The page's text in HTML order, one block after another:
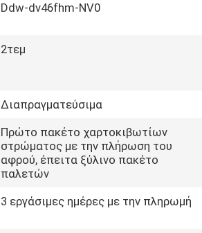
Ddw-dv46fhm-NV0
2τεμ
Διαπραγματεύσιμα
Πρώτο πακέτο χαρτοκιβωτίων
στρώματος με την πλήρωση του
αφρού, έπειτα ξύλινο πακέτο
παλετών
3 εργάσιμες ημέρες με την πληρωμή